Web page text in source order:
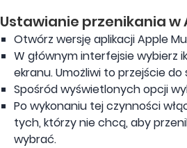
Ustawianie przenikania w
Otwórz wersję aplikacji Apple
W głównym interfejsie wybierz
ekranu. Umożliwi to przejście do
Spośród wyświetlonych opcji
Po wykonaniu tej czynności
tych, którzy nie chcą, aby
wybrać.